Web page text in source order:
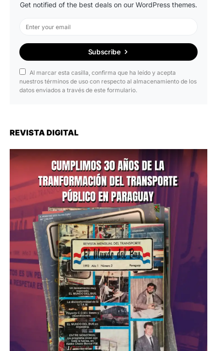
Get notified of the best deals on our WordPress themes.
Subscribe
Al marcar esta casilla, confirma que ha leído y acepta
nuestros términos de uso con respecto al almacenamiento de los
datos enviados a través de este formulario.
REVISTA DIGITAL